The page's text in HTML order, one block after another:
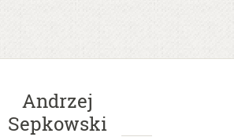
Andrzej
Sepkowski